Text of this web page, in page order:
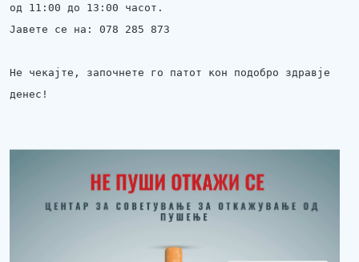
од 11:00 до 13:00 часот.
Јавете се на: 078 285 873
Не чекајте, започнете го патот кон подобро здравје
денес!